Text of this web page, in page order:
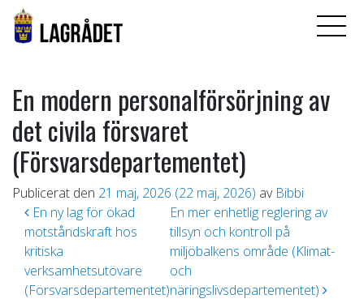
En modern personalförsörjning av
det civila försvaret
(Försvarsdepartementet)
Publicerat den 21 maj, 2026 (22 maj, 2026) av Bibbi
Inläggsnavigering
En ny lag för ökad
motståndskraft hos
kritiska
verksamhetsutövare
(Försvarsdepartementet)
En mer enhetlig reglering av
tillsyn och kontroll på
miljöbalkens område (Klimat-
och
näringslivsdepartementet)